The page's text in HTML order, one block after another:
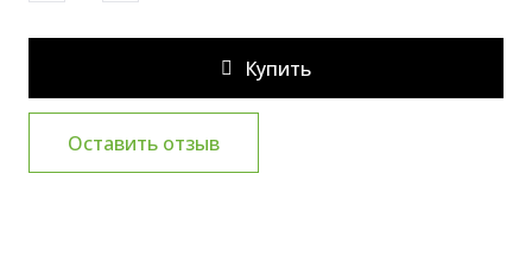
Купить
Оставить отзыв